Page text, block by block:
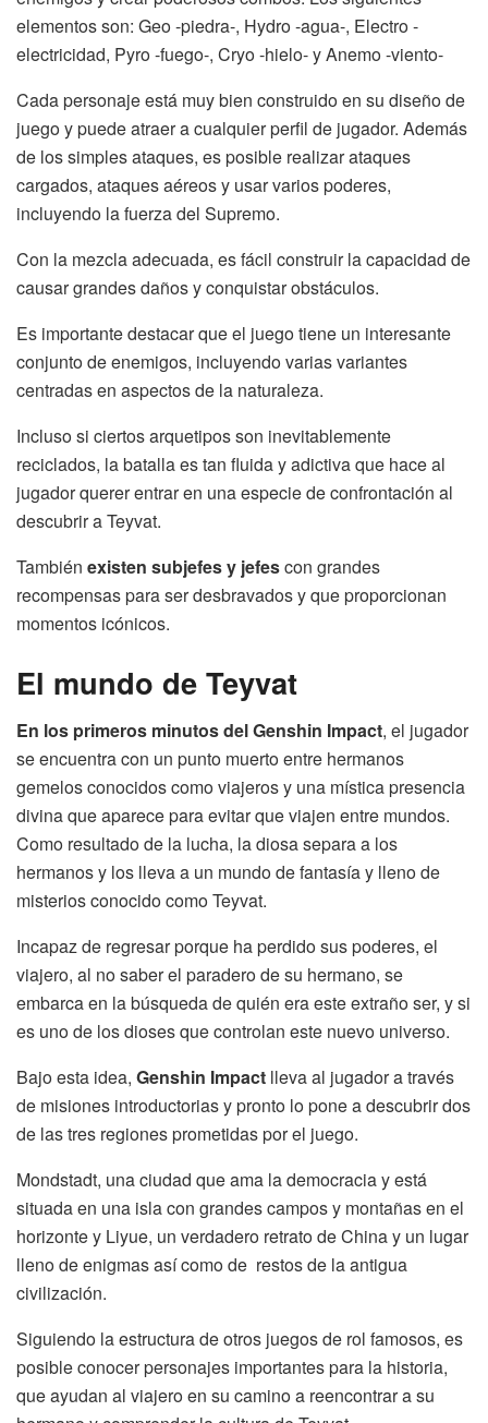
elementos son: Geo -piedra-, Hydro -agua-, Electro -
electricidad, Pyro -fuego-, Cryo -hielo- y Anemo -viento-
Cada personaje está muy bien construido en su diseño de
juego y puede atraer a cualquier perfil de jugador. Además
de los simples ataques, es posible realizar ataques
cargados, ataques aéreos y usar varios poderes,
incluyendo la fuerza del Supremo.
Con la mezcla adecuada, es fácil construir la capacidad de
causar grandes daños y conquistar obstáculos.
Es importante destacar que el juego tiene un interesante
conjunto de enemigos, incluyendo varias variantes
centradas en aspectos de la naturaleza.
Incluso si ciertos arquetipos son inevitablemente
reciclados, la batalla es tan fluida y adictiva que hace al
jugador querer entrar en una especie de confrontación al
descubrir a Teyvat.
También existen subjefes y jefescon grandes
recompensas para ser desbravados y que proporcionan
momentos icónicos.
El mundo de Teyvat
En los primeros minutos del Genshin Impact, el jugador
se encuentra con un punto muerto entre hermanos
gemelos conocidos como viajeros y una mística presencia
divina que aparece para evitar que viajen entre mundos.
Como resultado de la lucha, la diosa separa a los
hermanos y los lleva a un mundo de fantasía y lleno de
misterios conocido como Teyvat.
Incapaz de regresar porque ha perdido sus poderes, el
viajero, al no saber el paradero de su hermano, se
embarca en la búsqueda de quién era este extraño ser, y si
es uno de los dioses que controlan este nuevo universo.
Bajo esta idea, Genshin Impact lleva al jugador a través
de misiones introductorias y pronto lo pone a descubrir dos
de las tres regiones prometidas por el juego.
Mondstadt, una ciudad que ama la democracia y está
situada en una isla con grandes campos y montañas en el
horizonte y Liyue, un verdadero retrato de China y un lugar
lleno de enigmas así como de restos de la antigua
civilización.
Siguiendo la estructura de otros juegos de rol famosos, es
posible conocer personajes importantes para la historia,
que ayudan al viajero en su camino a reencontrar a su